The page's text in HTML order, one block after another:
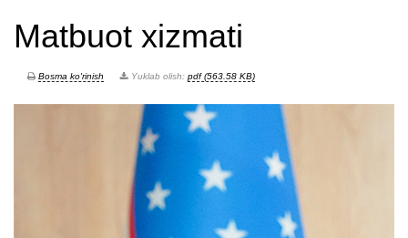
Matbuot xizmati
Bosma ko'rinish Yuklab olish: pdf (563.58 KB)